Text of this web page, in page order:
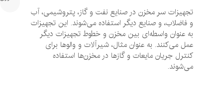
تجهیزات سر مخزن در صنایع نفت و گاز، پتروشیمی، آب
و فاضلاب، و صنایع دیگر استفاده می‌شوند. این تجهیزات
به عنوان واسطه‌ای بین مخزن و خطوط تجهیزات دیگر
عمل می‌کنند. به عنوان مثال، شیرآلات و والوها برای
کنترل جریان مایعات و گازها در مخزن‌ها استفاده
می‌شوند.